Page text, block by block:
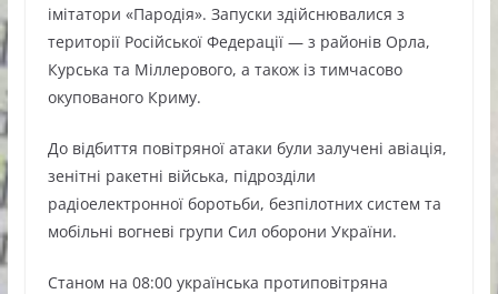
імітатори «Пародія». Запуски здійснювалися з
території Російської Федерації — з районів Орла,
Курська та Міллерового, а також із тимчасово
окупованого Криму.
До відбиття повітряної атаки були залучені авіація,
зенітні ракетні війська, підрозділи
радіоелектронної боротьби, безпілотних систем та
мобільні вогневі групи Сил оборони України.
Станом на 08:00 українська протиповітряна